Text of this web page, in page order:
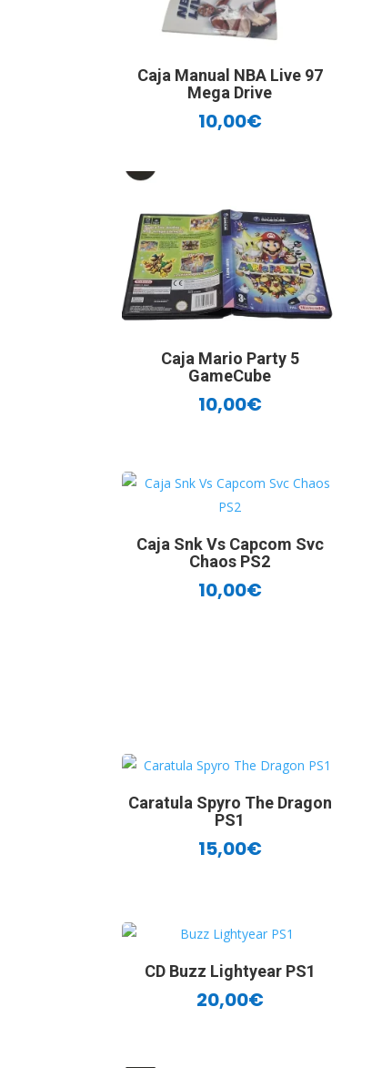
Caja Manual NBA Live 97
Mega Drive
10,00€
Caja Mario Party 5
GameCube
10,00€
Caja Snk Vs Capcom Svc
Chaos PS2
10,00€
Caratula Spyro The Dragon
PS1
15,00€
CD Buzz Lightyear PS1
20,00€